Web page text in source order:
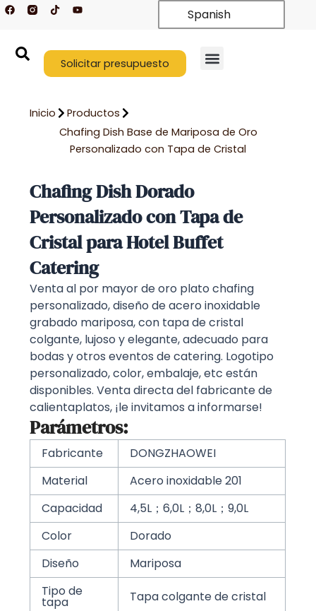
F
a
T
i
k
Y
o
b
e
Spanish
Solicitar presupuesto
Inicio
Productos
Chafing Dish Base de Mariposa de Oro
Personalizado con Tapa de Cristal
Chafing Dish Dorado
Personalizado con Tapa de
Cristal para Hotel Buffet
Catering
Venta al por mayor de oro plato chafing
personalizado, diseño de acero inoxidable
grabado mariposa, con tapa de cristal
colgante, lujoso y elegante, adecuado para
bodas y otros eventos de catering. Logotipo
personalizado, color, embalaje, etc están
disponibles. Venta directa del fabricante de
calientaplatos, ¡le invitamos a informarse!
Parámetros:
Fabricante
DONGZHAOWEI
Material
Acero inoxidable 201
Capacidad
4,5L；6,0L；8,0L；9,0L
Color
Dorado
Diseño
Mariposa
Tipo de
tapa Tapa colgante de cristal